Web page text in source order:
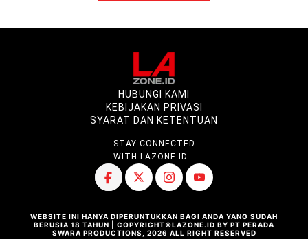
HUBUNGI KAMI
KEBIJAKAN PRIVASI
SYARAT DAN KETENTUAN
STAY CONNECTED
WITH LAZONE.ID
WEBSITE INI HANYA DIPERUNTUKKAN BAGI ANDA YANG SUDAH
BERUSIA 18 TAHUN | COPYRIGHT©LAZONE.ID BY PT PERADA
SWARA PRODUCTIONS, 2026 ALL RIGHT RESERVED